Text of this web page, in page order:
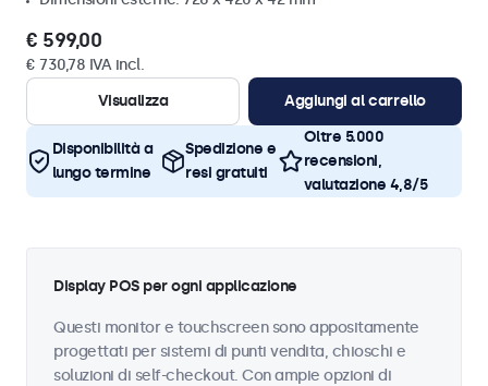
€ 599,00
€ 730,78 IVA incl.
Visualizza
Aggiungi al carrello
Disponibilità a
lungo termine
Spedizione e
resi gratuiti
Oltre 5.000
recensioni,
valutazione 4,8/5
Display POS per ogni applicazione
Questi monitor e touchscreen sono appositamente
progettati per sistemi di punti vendita, chioschi e
soluzioni di self-checkout. Con ampie opzioni di